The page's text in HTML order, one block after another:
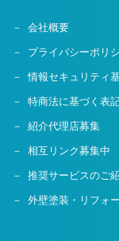
会社概要
プライバシーポリ
情報セキュリティ
特商法に基づく表
紹介代理店募集
相互リンク募集中
推奨サービスのご
外壁塗装・リフォ